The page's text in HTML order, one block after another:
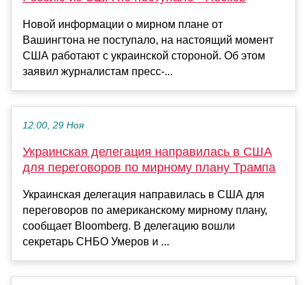
Новой информации о мирном плане от
Вашингтона не поступало, на настоящий момент
США работают с украинской стороной. Об этом
заявил журналистам пресс-...
12:00, 29 Ноя
Украинская делегация направилась в США
для переговоров по мирному плану Трампа
Украинская делегация направилась в США для
переговоров по американскому мирному плану,
сообщает Bloomberg. В делегацию вошли
секретарь СНБО Умеров и ...